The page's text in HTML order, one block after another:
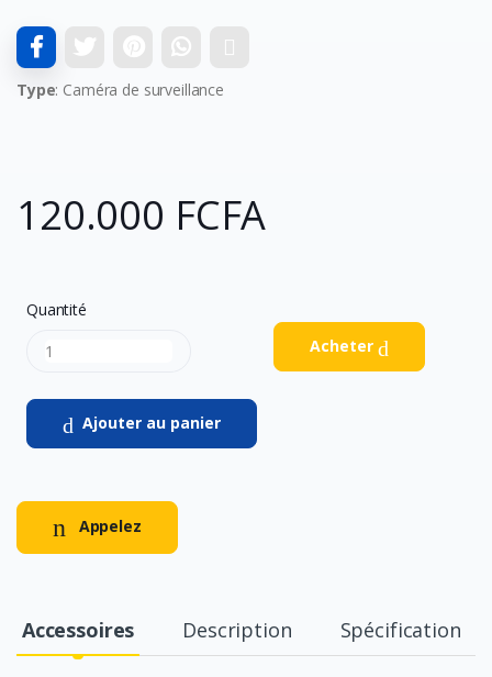
Type: Caméra de surveillance
120.000 FCFA
Quantité
Ajouter au panier
Acheter
Appelez
Accessoires Description Spécification